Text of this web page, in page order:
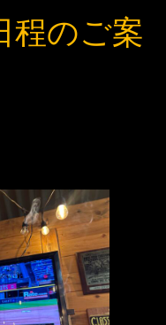
程のご案